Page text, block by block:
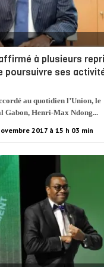
à plusieurs
poursuivre ses
au quotidien l’Union, le
Gabon, Henri-Max Ndong...
2017 à 15 h 03 min